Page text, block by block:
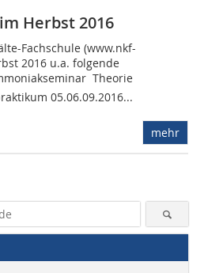
Herbst 2016
Fachschule (www.nkf-
2016 u.a. folgende
 Theorie
05.06.09.2016...
mehr